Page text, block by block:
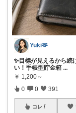
Yuki🫶
✨目標が見えるから続
い！手帳型貯金箱 ...
￥ 1,200～
0 0 391
コレ